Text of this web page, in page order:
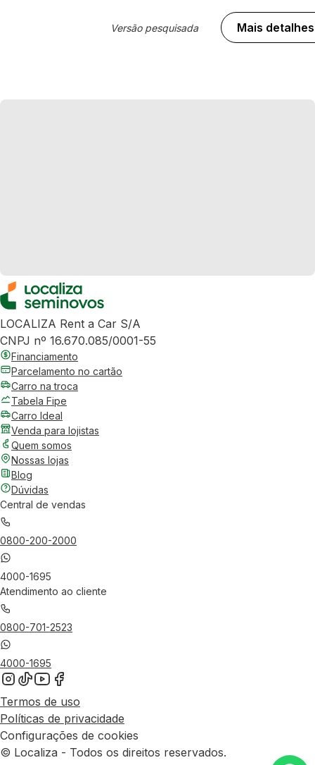
Versão pesquisada Mais detalhes
LOCALIZA Rent a Car S/A
CNPJ nº 16.670.085/0001-55
Financiamento
Parcelamento no cartão
Carro na troca
Tabela Fipe
Carro Ideal
Venda para lojistas
Quem somos
Nossas lojas
Blog
Dúvidas
Central de vendas
0800-200-2000
4000-1695
Atendimento ao cliente
0800-701-2523
4000-1695
Termos de uso
Políticas de privacidade
Configurações de cookies
© Localiza - Todos os direitos reservados.